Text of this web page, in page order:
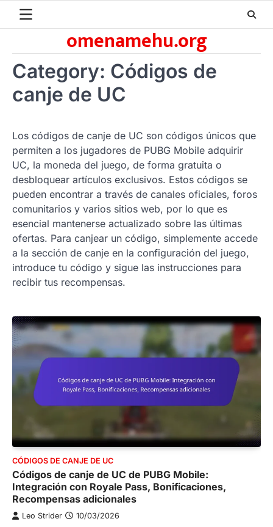
omenamehu.org
Category: Códigos de
canje de UC
Los códigos de canje de UC son códigos únicos que
permiten a los jugadores de PUBG Mobile adquirir
UC, la moneda del juego, de forma gratuita o
desbloquear artículos exclusivos. Estos códigos se
pueden encontrar a través de canales oficiales, foros
comunitarios y varios sitios web, por lo que es
esencial mantenerse actualizado sobre las últimas
ofertas. Para canjear un código, simplemente accede
a la sección de canje en la configuración del juego,
introduce tu código y sigue las instrucciones para
recibir tus recompensas.
CÓDIGOS DE CANJE DE UC
Códigos de canje de UC de PUBG Mobile:
Integración con Royale Pass, Bonificaciones,
Recompensas adicionales
Leo Strider 10/03/2026